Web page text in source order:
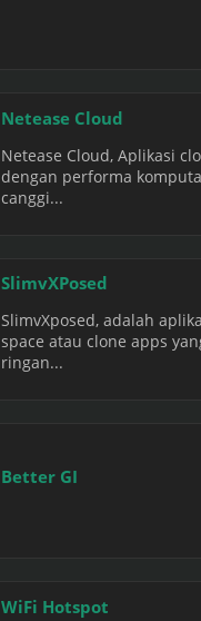
Netease Cloud
Netease Cloud, Aplikasi
dengan performa
canggi...
SlimvXPosed
SlimvXposed, adalah
space atau clone apps
ringan...
Better GI
WiFi Hotspot